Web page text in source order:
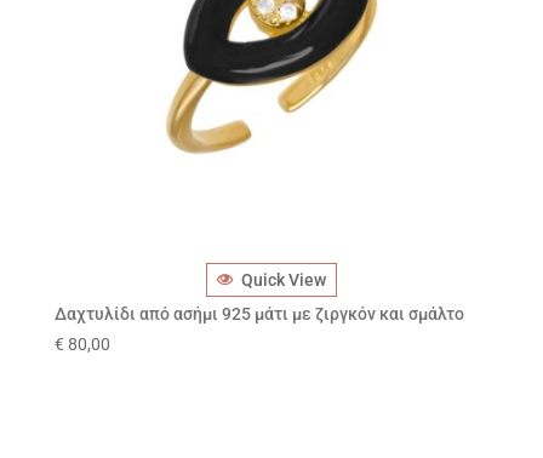
Quick View
Δαχτυλίδι από ασήμι 925 μάτι με ζιργκόν και σμάλτο
€ 80,00